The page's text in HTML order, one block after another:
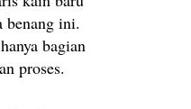
benang ini.
bagian
proses.